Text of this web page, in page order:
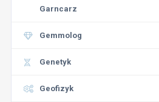
Garncarz
Gemmolog
Genetyk
Geofizyk